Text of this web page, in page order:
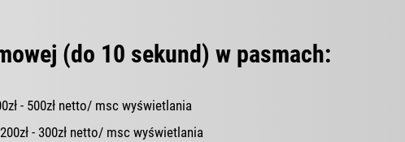
(do 10 sekund) w pasmach:
- 500zł netto/ msc wyświetlania
- 300zł netto/ msc wyświetlania